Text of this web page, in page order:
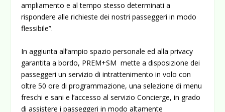
ampliamento e al tempo stesso determinati a
rispondere alle richieste dei nostri passeggeri in modo
flessibile”.
In aggiunta all’ampio spazio personale ed alla privacy
garantita a bordo, PREM+SM mette a disposizione dei
passeggeri un servizio di intrattenimento in volo con
oltre 50 ore di programmazione, una selezione di menu
freschi e sani e l’accesso al servizio Concierge, in grado
di assistere i passeggeri in modo altamente